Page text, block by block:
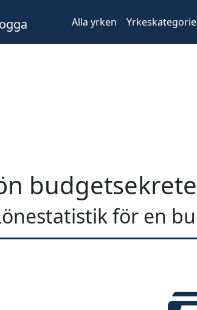
Alla yrken
för en